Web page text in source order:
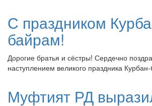
С праздником
байрам!
Дорогие братья и сёстры! Сердечно
наступлением великого праздника
Муфтият РД